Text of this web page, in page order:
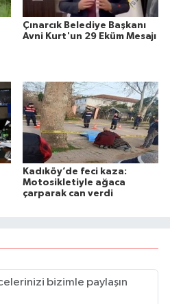
Çınarcık Belediye Başkanı
Avni Kurt'un 29 Eküm Mesajı
Kadıköy’de feci kaza:
Motosikletiyle ağaca
çarparak can verdi